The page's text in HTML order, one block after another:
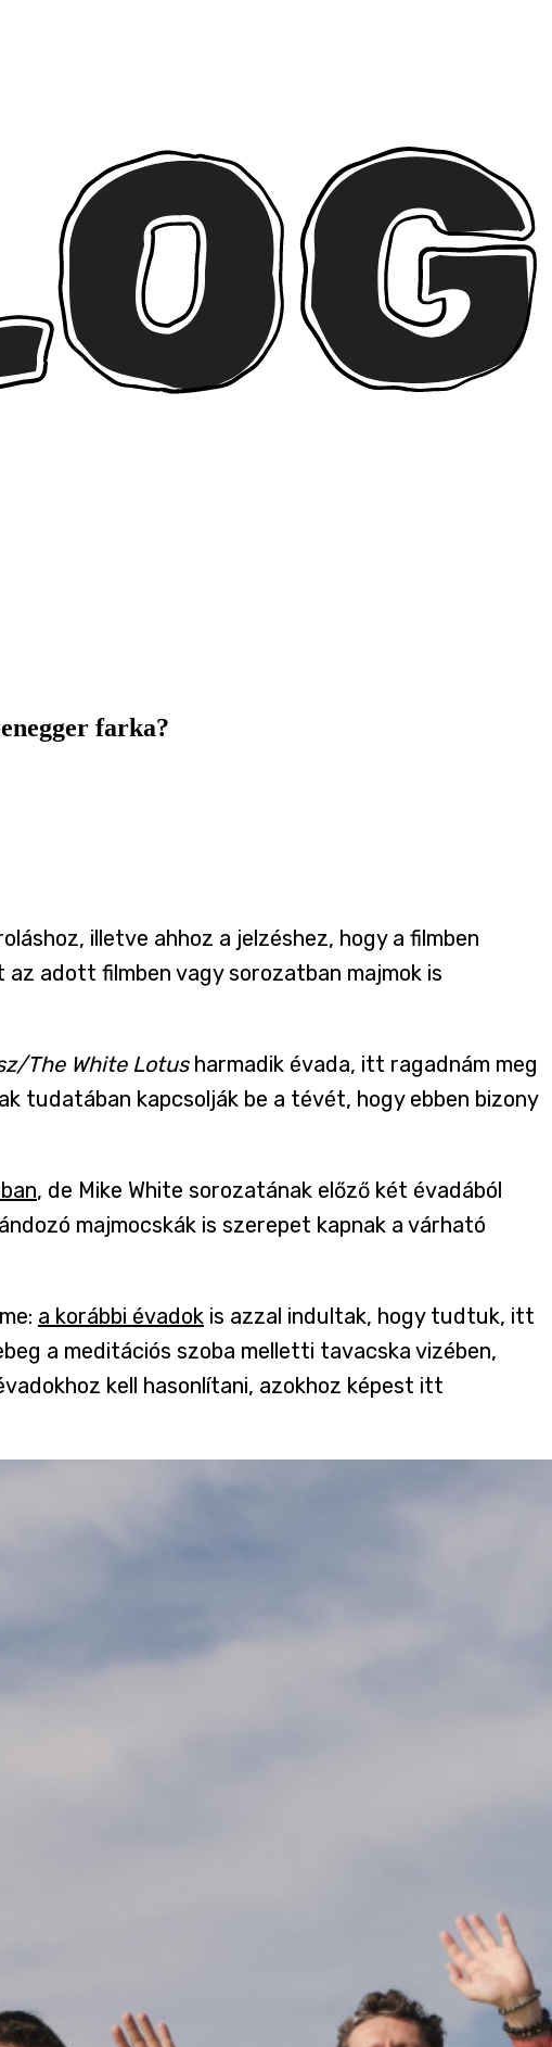
farka?
illetve ahhoz a jelzéshez, hogy a filmben
adott filmben vagy sorozatban majmok is
The White Lotus harmadik évada, itt ragadnám meg
tudatában kapcsolják be a tévét, hogy ebben bizony
, de Mike White sorozatának előző két évadából
majmocskák is szerepet kapnak a várható
a korábbi évadok is azzal indultak, hogy tudtuk, itt
a meditációs szoba melletti tavacska vizében,
kell hasonlítani, azokhoz képest itt